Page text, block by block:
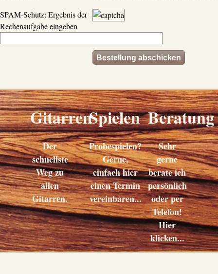
SPAM-Schutz: Ergebnis der
Rechenaufgabe eingeben
Gitarren
Der
schnellste
Weg zu
allen
Gitarren.
Spielen
Probespielen?
Gerne,
einfach hier
einen Termin
vereinbaren...
Beratung
Sehr
gerne
berate ich
persönlich
oder per
Telefon!
Hier
klicken...